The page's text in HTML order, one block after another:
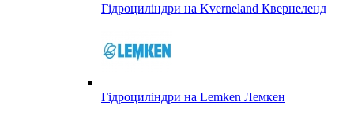
Гідроциліндри на Kverneland Квернеленд
Гідроциліндри на Lemken Лемкен